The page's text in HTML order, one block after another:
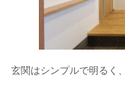
玄関はシンプルで明るく